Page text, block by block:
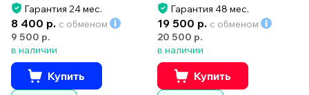
Гарантия 24 мес.
8 400 р. с обменом
9 500 р.
в наличии
Купить
Гарантия 48 мес.
19 500 р. с обменом
20 500 р.
в наличии
Купить